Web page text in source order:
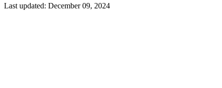
Last updated: December 09, 2024